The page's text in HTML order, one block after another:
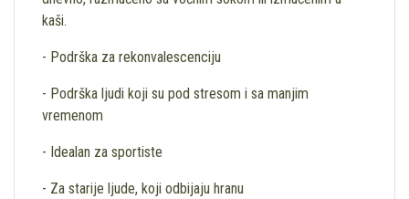
kaši.
- Podrška za rekonvalescenciju
- Podrška ljudi koji su pod stresom i sa manjim
vremenom
- Idealan za sportiste
- Za starije ljude, koji odbijaju hranu